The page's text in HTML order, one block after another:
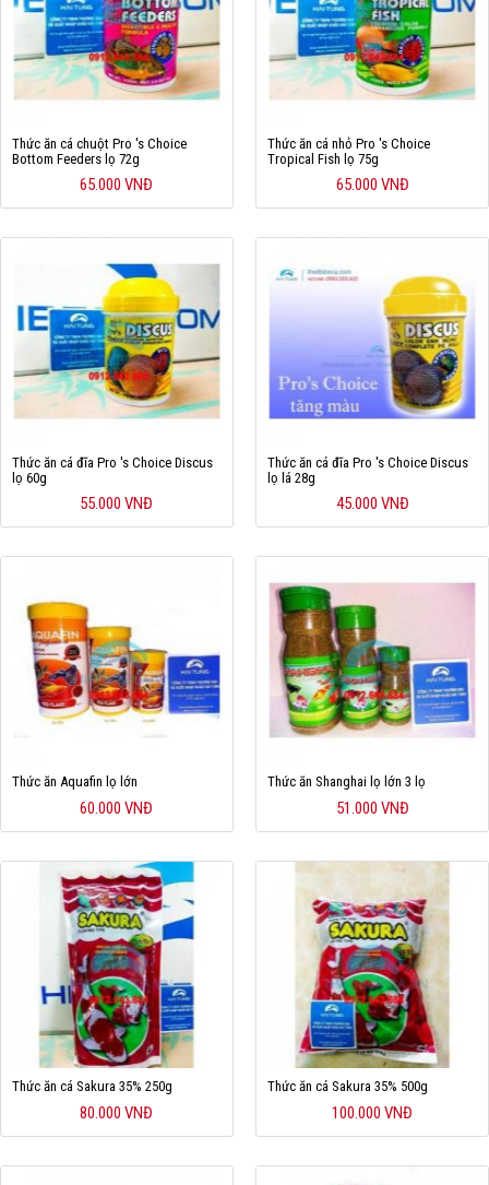
Thức ăn cá chuột Pro 's Choice
Bottom Feeders lọ 72g
65.000 VNĐ
Thức ăn cá nhỏ Pro 's Choice
Tropical Fish lọ 75g
65.000 VNĐ
Thức ăn cá đĩa Pro 's Choice Discus
lọ 60g
55.000 VNĐ
Thức ăn cá đĩa Pro 's Choice Discus
lọ lá 28g
45.000 VNĐ
Thức ăn Aquafin lọ lớn
60.000 VNĐ
Thức ăn Shanghai lọ lớn 3 lọ
51.000 VNĐ
Thức ăn cá Sakura 35% 250g
80.000 VNĐ
Thức ăn cá Sakura 35% 500g
100.000 VNĐ